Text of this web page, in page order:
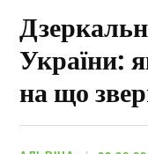
України:
на що